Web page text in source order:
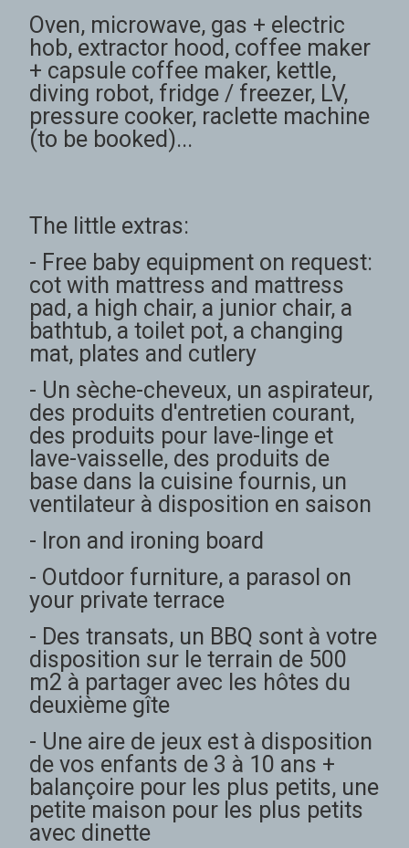
Oven, microwave, gas + electric
hob, extractor hood, coffee maker
+ capsule coffee maker, kettle,
diving robot, fridge / freezer, LV,
pressure cooker, raclette machine
(to be booked)...
The little extras:
- Free baby equipment on request:
cot with mattress and mattress
pad, a high chair, a junior chair, a
bathtub, a toilet pot, a changing
mat, plates and cutlery
- Un sèche-cheveux, un aspirateur,
des produits d'entretien courant,
des produits pour lave-linge et
lave-vaisselle, des produits de
base dans la cuisine fournis, un
ventilateur à disposition en saison
- Iron and ironing board
- Outdoor furniture, a parasol on
your private terrace
- Des transats, un BBQ sont à votre
disposition sur le terrain de 500
m2 à partager avec les hôtes du
deuxième gîte
- Une aire de jeux est à disposition
de vos enfants de 3 à 10 ans +
balançoire pour les plus petits, une
petite maison pour les plus petits
avec dinette